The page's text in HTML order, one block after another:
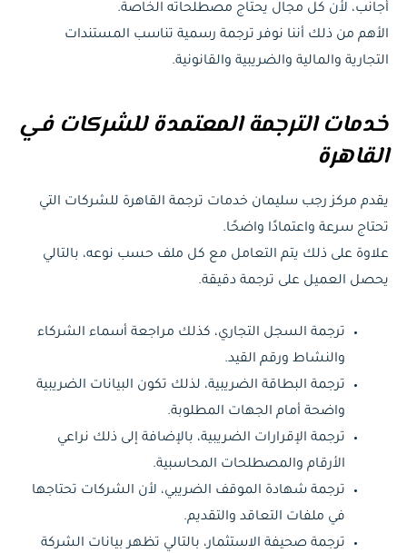
أجانب، لأن كل مجال يحتاج مصطلحاته الخاصة.
الأهم من ذلك أننا نوفر ترجمة رسمية تناسب المستندات
التجارية والمالية والضريبية والقانونية.
خدمات الترجمة المعتمدة للشركات في
القاهرة
يقدم مركز رجب سليمان خدمات ترجمة القاهرة للشركات التي
تحتاج سرعة واعتمادًا واضحًا.
علاوة على ذلك يتم التعامل مع كل ملف حسب نوعه، بالتالي
يحصل العميل على ترجمة دقيقة.
ترجمة السجل التجاري، كذلك مراجعة أسماء الشركاء
والنشاط ورقم القيد.
ترجمة البطاقة الضريبية، لذلك تكون البيانات الضريبية
واضحة أمام الجهات المطلوبة.
ترجمة الإقرارات الضريبية، بالإضافة إلى ذلك نراعي
الأرقام والمصطلحات المحاسبية.
ترجمة شهادة الموقف الضريبي، لأن الشركات تحتاجها
في ملفات التعاقد والتقديم.
ترجمة صحيفة الاستثمار، بالتالي تظهر بيانات الشركة